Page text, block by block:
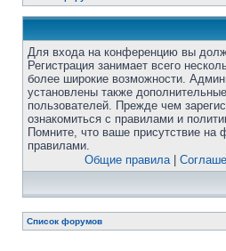
Для входа на конференцию вы
Регистрация занимает всего
более широкие возможности.
установлены также
пользователей. Прежде чем
ознакомиться с правилами и
Помните, что ваше присутствие на
правилами.
Общие правила|
Список форумов